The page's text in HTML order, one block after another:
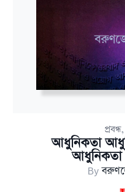
প্রবন্ধ
আধুনিকতা
আধুনিকতা
By